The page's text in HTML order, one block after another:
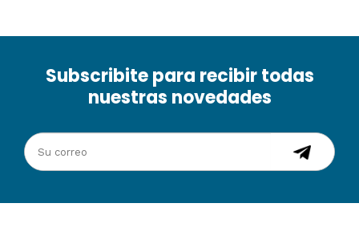
Subscribite para recibir todas
nuestras novedades